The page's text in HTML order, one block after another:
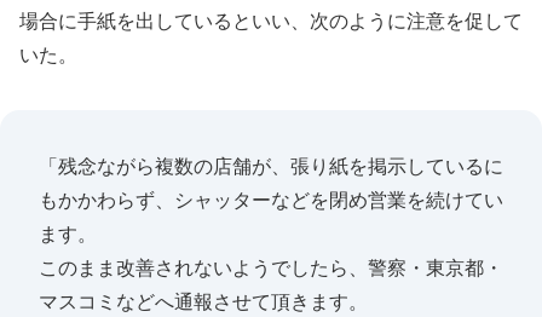
場合に手紙を出しているといい、次のように注意を促して
いた。
「残念ながら複数の店舗が、張り紙を掲示しているに
もかかわらず、シャッターなどを閉め営業を続けてい
ます。
このまま改善されないようでしたら、警察・東京都・
マスコミなどへ通報させて頂きます。